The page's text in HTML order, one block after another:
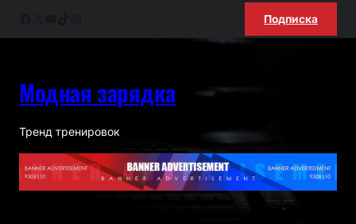
Подписка
Модная зарядка
Тренд тренировок